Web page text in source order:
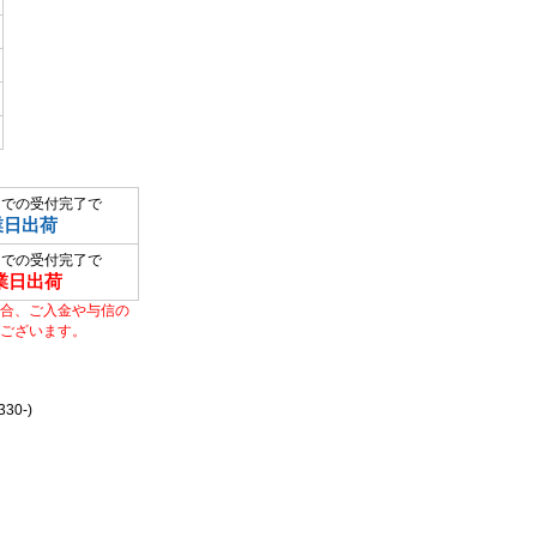
の受付完了で
出荷
の受付完了で
日出荷
、ご入金や与信の
ざいます。
)